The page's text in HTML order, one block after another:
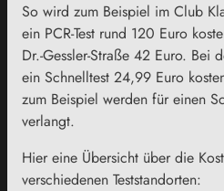
So wird zum Beispiel im Club
ein PCR-Test rund 120 Euro
Dr.-Gessler-Straße 42 Euro. Bei
ein Schnelltest 24,99 Euro
zum Beispiel werden für einen
verlangt.
Hier eine Übersicht über die
verschiedenen Teststandorten: